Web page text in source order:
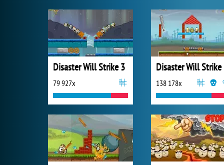
Disaster Will Strike 3
79 927x
Disaster Will Strike
138 178x